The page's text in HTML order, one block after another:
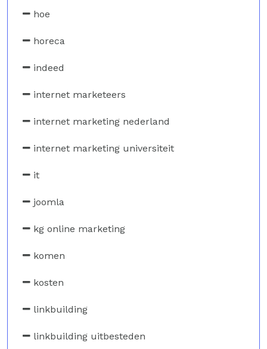
hoe
horeca
indeed
internet marketeers
internet marketing nederland
internet marketing universiteit
it
joomla
kg online marketing
komen
kosten
linkbuilding
linkbuilding uitbesteden